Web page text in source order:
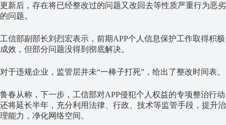
更新后，存在将已经整改过的问题又改回去等性质严重行为恶劣
的问题。
工信部副部长刘烈宏表示，前期APP个人信息保护工作取得积极
成效，但部分问题没得到彻底解决。
对于违规企业，监管层并未“一棒子打死”，给出了整改时间表。
鲁春从称，下一步，工信部对APP侵犯个人权益的专项整治行动
还将延长半年，充分利用法律、行政、技术等监管手段，提升治
理能力，净化网络空间。